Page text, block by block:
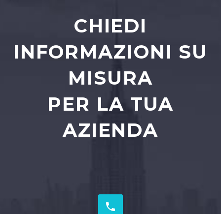
CHIEDI
INFORMAZIONI SU
MISURA
PER LA TUA
AZIENDA

